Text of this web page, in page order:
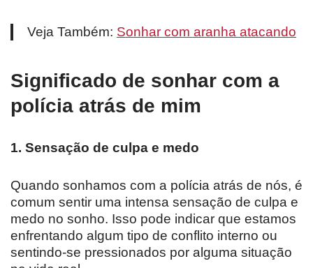
Veja Também: Sonhar com aranha atacando
Significado de sonhar com a
polícia atrás de mim
1. Sensação de culpa e medo
Quando sonhamos com a polícia atrás de nós, é
comum sentir uma intensa sensação de culpa e
medo no sonho. Isso pode indicar que estamos
enfrentando algum tipo de conflito interno ou
sentindo-se pressionados por alguma situação